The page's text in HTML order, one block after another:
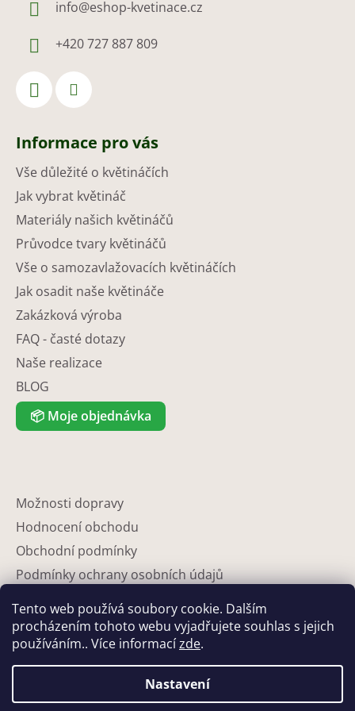
Tento web používá soubory cookie. Dalším
procházením tohoto webu vyjadřujete souhlas s jejich
používáním.. Více informacízde.
Nastavení
info@eshop-kvetinace.cz
+420 727 887 809
Informace pro vás
Vše důležité o květináčích
Jak vybrat květináč
Materiály našich květináčů
Průvodce tvary květináčů
Vše o samozavlažovacích květináčích
Jak osadit naše květináče
Zakázková výroba
FAQ - časté dotazy
Naše realizace
BLOG
📦 Moje objednávka
Možnosti dopravy
Hodnocení obchodu
Obchodní podmínky
Podmínky ochrany osobních údajů
Partneři
Kontakty